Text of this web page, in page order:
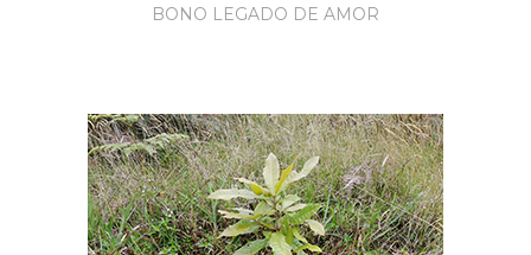
BONO LEGADO DE AMOR